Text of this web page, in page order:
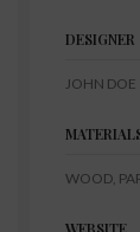
DESIGNER
JOHN DOE
WOOD,